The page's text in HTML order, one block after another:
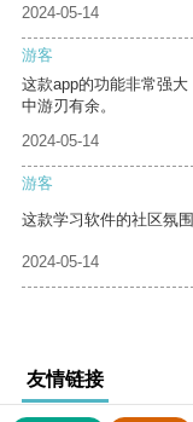
2024-05-14
游客
这款app的功能非常强
中游刃有余。
2024-05-14
游客
这款学习软件的社区氛
2024-05-14
友情链接